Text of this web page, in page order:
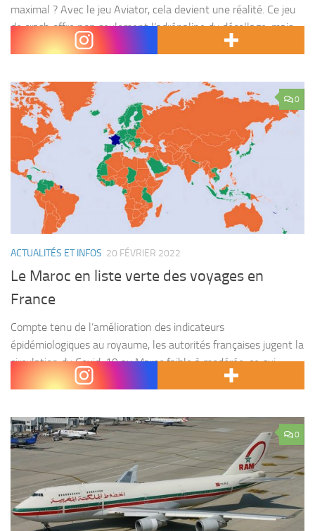
maximal ? Avec le jeu Aviator, cela devient une réalité. Ce jeu
de crash offre non seulement l’adrénaline du décollage, mais
aussi des multiplicateurs...
0
ACTUALITÉS ET INFOS 20 FÉVRIER 2022
Le Maroc en liste verte des voyages en
France
Compte tenu de l’amélioration des indicateurs
épidémiologiques au royaume, les autorités françaises jugent la
circulation du Covid-19 au Maroc faible à modérée, ce qui
permet son classement dans la liste verte des voyages en...
0